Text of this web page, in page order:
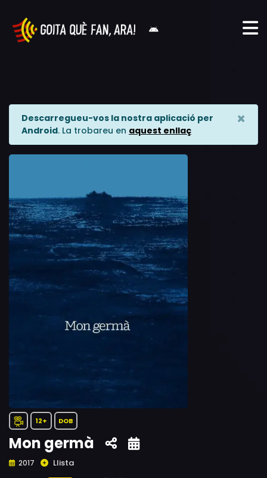
Descarregueu-vos la nostra aplicació per
Android. La trobareu en aquest enllaç
×
12+ DOB
Mon germà
2017 Llista